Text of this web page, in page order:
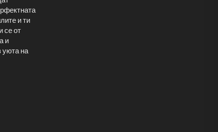
и ти
се от
и
уюта на